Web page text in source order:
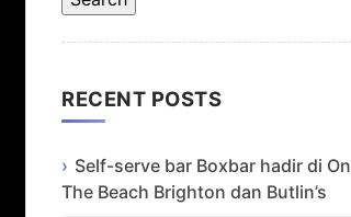
RECENT POSTS
Self-serve bar Boxbar hadir di On
The Beach Brighton dan Butlin’s